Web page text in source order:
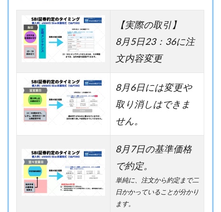
【実際の取引】
8月5日23：36に注
文内容変更
8月6日には変更や
取り消しはできま
せん。
8月7日の基準価格
で約定。
単純に、注文から約定まで二
日かかっていることが分かり
ます。